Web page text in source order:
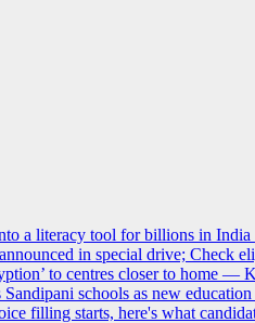
a literacy tool for billions in
in special drive; Check
to centres closer to home —
schools as new
filling starts, here's what